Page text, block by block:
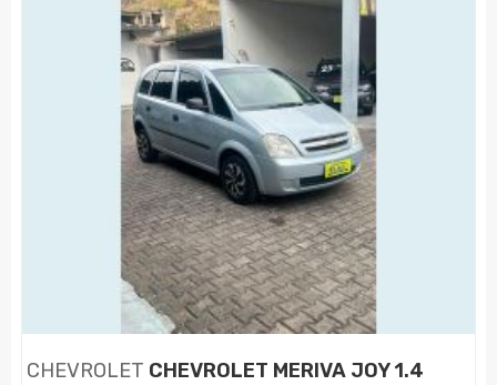
CHEVROLET CHEVROLET MERIVA JOY 1.4